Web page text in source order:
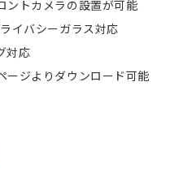
トカメラの設置が可能
イバシーガラス対応
対応
ジよりダウンロード可能